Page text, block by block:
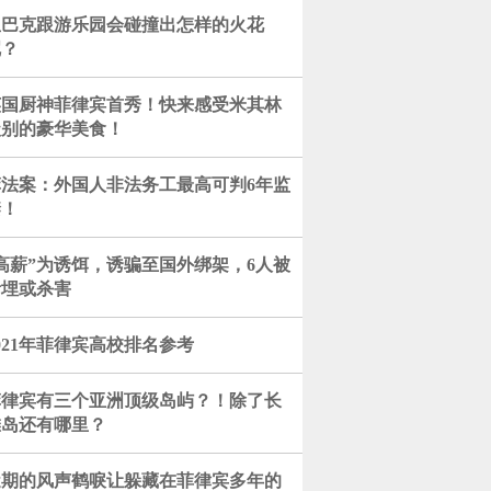
克跟游乐园会碰撞出怎样的火花
厨神菲律宾首秀！快来感受米其林
的豪华美食！
案：外国人非法务工最高可判6年监
薪”为诱饵，诱骗至国外绑架，6人被
或杀害
年菲律宾高校排名参考
宾有三个亚洲顶级岛屿？！除了长
还有哪里？
的风声鹤唳让躲藏在菲律宾多年的